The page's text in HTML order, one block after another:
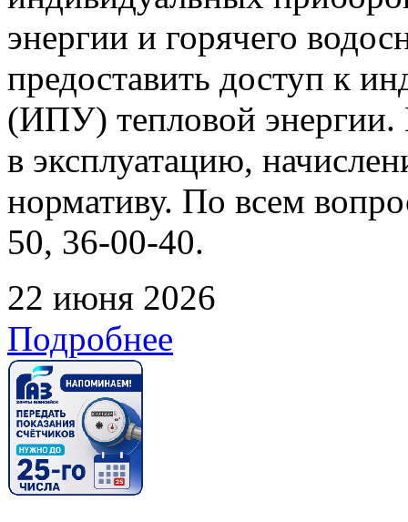
энергии и горячего
предоставить доступ к
(ИПУ) тепловой энергии.
в эксплуатацию,
нормативу. По всем
50, 36-00-40.
22 июня 2026
Подробнее